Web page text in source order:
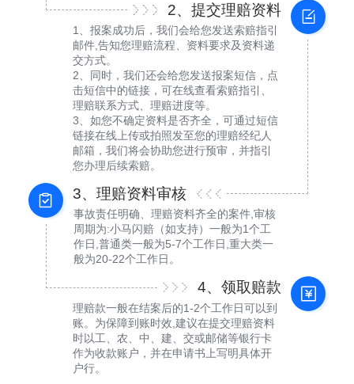
2、提交理赔资料
1、报案成功后，我们会给您发送索赔指引
邮件,告知您理赔流程、资料要求及资料递
交方式。
2、同时，我们还会给您发送报案短信，点
击短信中的链接，可在线查看索赔指引、
理赔联系方式、理赔进度等。
3、如您不确定资料是否齐全，可通过短信
链接在线上传或拍照发至您的理赔经纪人
邮箱，我们将会协助您进行预审，并指引
您办理后续索赔。
3、理赔资料审核
事故责任明确、理赔资料齐全的案件,审核
周期为:小马闪赔（如支持）一般为1个工
作日,普通类一般为5-7个工作日,重大类一
般为20-22个工作日。
4、领取赔款
理赔款一般在结案后的1-2个工作日可以到
账。为保障到账时效,建议在提交理赔资料
时以工、农、中、建、交或邮储等银行卡
作为收款账户，并在申请书上写明具体开
户行。